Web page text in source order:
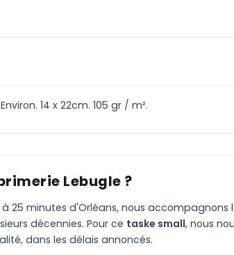
14 x 22cm. 105 gr / m².
Lebugle ?
25 minutes d'Orléans, nous
décennies. Pour ce taske small, nous
dans les délais annoncés.